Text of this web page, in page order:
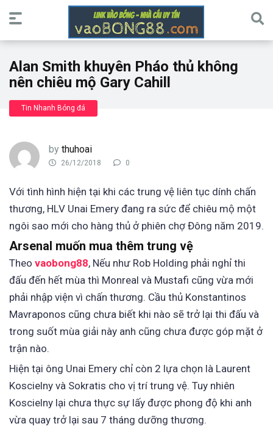
Alan Smith khuyên Pháo thủ không
nên chiêu mộ Gary Cahill
Tin Nhanh Bóng đá
by thuhoai
26/12/2018 0
Với tình hình hiện tại khi các trung vệ liên tục dính chấn
thương, HLV Unai Emery đang ra sức để chiêu mộ một
ngôi sao mới cho hàng thủ ở phiên chợ Đông năm 2019.
Arsenal muốn mua thêm trung vệ
Theo vaobong88, Nếu như Rob Holding phải nghỉ thi
đấu đến hết mùa thì Monreal và Mustafi cũng vừa mới
phải nhập viện vì chấn thương. Cầu thủ Konstantinos
Mavraponos cũng chưa biết khi nào sẽ trở lại thi đấu và
trong suốt mùa giải này anh cũng chưa được góp mặt ở
trận nào.
Hiện tại ông Unai Emery chỉ còn 2 lựa chọn là Laurent
Koscielny và Sokratis cho vị trí trung vệ. Tuy nhiên
Koscielny lại chưa thực sự lấy được phong độ khi anh
vừa quay trở lại sau 7 tháng dưỡng thương.